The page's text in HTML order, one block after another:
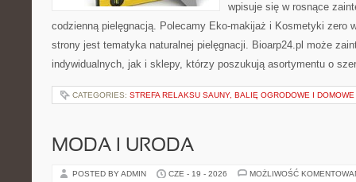
wpisuje się w rosnące
codzienną pielęgnacją. Polecamy Eko-makijaż i Kosmetyki zero
strony jest tematyka naturalnej pielęgnacji. Bioarp24.pl może
indywidualnych, jak i sklepy, którzy poszukują asortymentu o
CATEGORIES: STREFA RELAKSU SAUNY, BALIĘ OGRODOWE I DOMOWE
MODA I URODA
POSTED BY ADMIN CZE - 19 - 2026 MOŻLIWOŚĆ